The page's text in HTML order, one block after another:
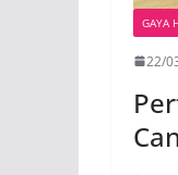
GAYA
22/